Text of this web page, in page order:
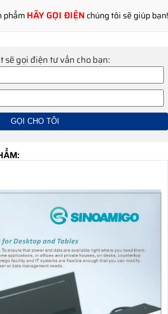
phẩmHÃY GỌI ĐIỆN chúng tôi sẽ giúp bạn!
gọi điện tư vấn cho bạn: